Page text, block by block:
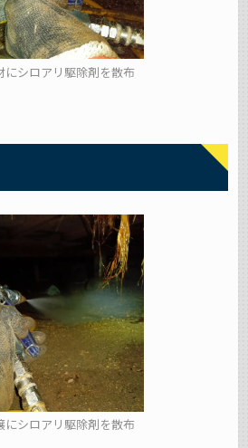
にシロアリ駆除剤を散布
にシロアリ駆除剤を散布